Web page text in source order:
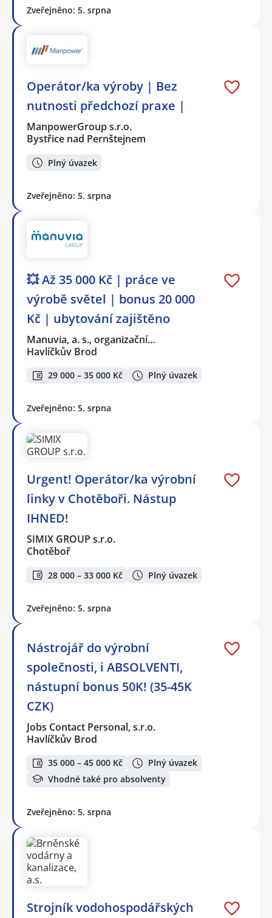
Zveřejněno: 5. srpna
Operátor/ka výroby | Bez
nutnosti předchozí praxe |
ManpowerGroup s.r.o.
Bystřice nad Pernštejnem
Plný úvazek
Zveřejněno: 5. srpna
💥 Až 35 000 Kč | práce ve
výrobě světel | bonus 20 000
Kč | ubytování zajištěno
Manuvia, a. s., organizační…
Havlíčkův Brod
29 000 – 35 000 Kč Plný úvazek
Zveřejněno: 5. srpna
Urgent! Operátor/ka výrobní
linky v Chotěboři. Nástup
IHNED!
SIMIX GROUP s.r.o.
Chotěboř
28 000 – 33 000 Kč Plný úvazek
Zveřejněno: 5. srpna
Nástrojář do výrobní
společnosti, i ABSOLVENTI,
nástupní bonus 50K! (35-45K
CZK)
Jobs Contact Personal, s.r.o.
Havlíčkův Brod
35 000 – 45 000 Kč
Plný úvazek
Vhodné také pro absolventy
Zveřejněno: 5. srpna
Strojník vodohospodářských